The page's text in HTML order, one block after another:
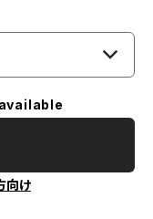
向け